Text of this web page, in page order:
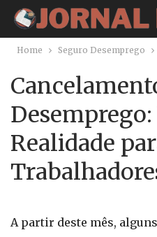
Home Seguro Desemprego
Realidade
A partir deste mês,